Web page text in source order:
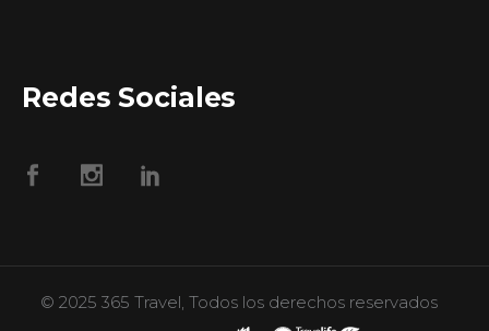
Redes Sociales
© 2025 365 Travel, Todos los derechos reservados